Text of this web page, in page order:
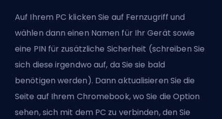
Auf Ihrem PC klicken Sie auf Fernzugriff und
wählen dann einen Namen für Ihr Gerät sowie
eine PIN für zusätzliche Sicherheit (schreiben Sie
sich diese irgendwo auf, da Sie sie bald
benötigen werden). Dann aktualisieren Sie die
Seite auf Ihrem Chromebook, wo Sie die Option
sehen, sich mit dem PC zu verbinden, den Sie